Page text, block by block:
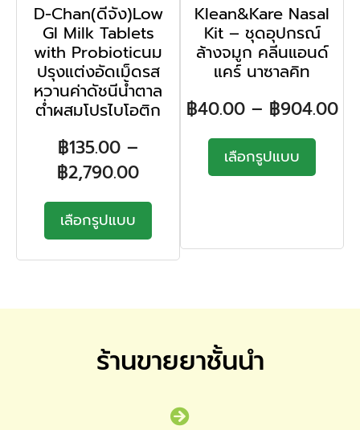
D-Chan(ดีจัง)Low
GI Milk Tablets
with Probioticนม
ปรุงแต่งอัดเม็ดรส
หวานค่าดัชนีน้ำตาล
ต่ำผสมโปรไบโอติก
฿135.00 –
฿2,790.00
เลือกรูปแบบ
Klean&Kare Nasal
Kit – ชุดอุปกรณ์
ล้างจมูก คลีนแอนด์
แคร์ นาซาลคิท
฿40.00 – ฿904.00
เลือกรูปแบบ
ร้านขายยาชั้นนำ